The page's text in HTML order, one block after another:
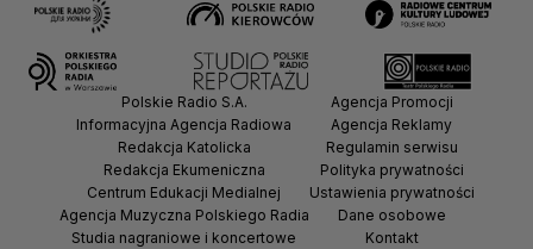
Polskie Radio S.A.
Informacyjna Agencja Radiowa
Redakcja Katolicka
Redakcja Ekumeniczna
Centrum Edukacji Medialnej
Agencja Muzyczna Polskiego Radia
Studia nagraniowe i koncertowe
Agencja Promocji
Agencja Reklamy
Regulamin serwisu
Polityka prywatności
Ustawienia prywatności
Dane osobowe
Kontakt